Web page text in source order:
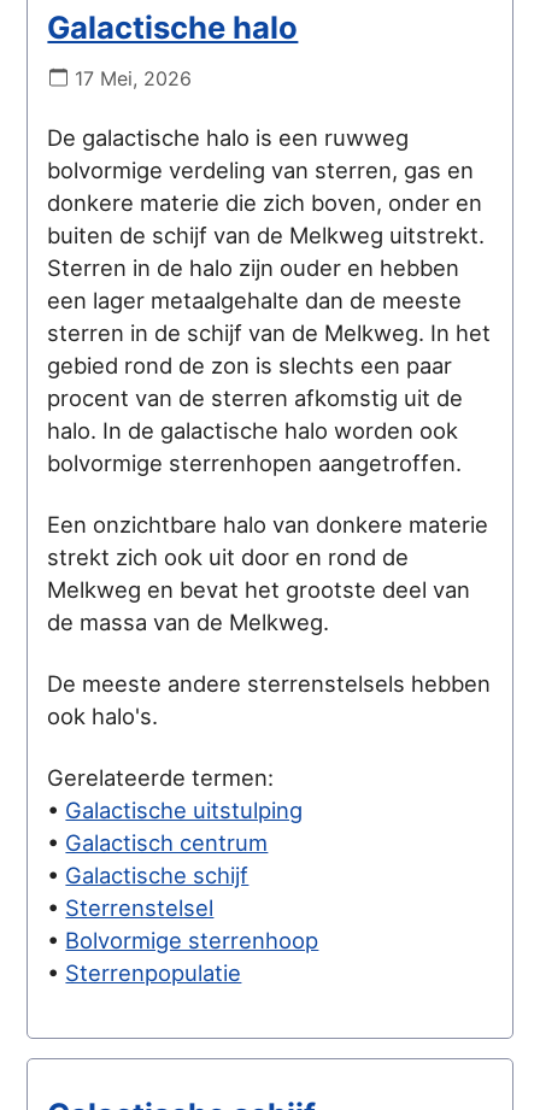
Galactische halo
17 Mei, 2026
De galactische halo is een ruwweg
bolvormige verdeling van sterren, gas en
donkere materie die zich boven, onder en
buiten de schijf van de Melkweg uitstrekt.
Sterren in de halo zijn ouder en hebben
een lager metaalgehalte dan de meeste
sterren in de schijf van de Melkweg. In het
gebied rond de zon is slechts een paar
procent van de sterren afkomstig uit de
halo. In de galactische halo worden ook
bolvormige sterrenhopen aangetroffen.
Een onzichtbare halo van donkere materie
strekt zich ook uit door en rond de
Melkweg en bevat het grootste deel van
de massa van de Melkweg.
De meeste andere sterrenstelsels hebben
ook halo's.
Gerelateerde termen:
• Galactische uitstulping
• Galactisch centrum
• Galactische schijf
• Sterrenstelsel
• Bolvormige sterrenhoop
• Sterrenpopulatie